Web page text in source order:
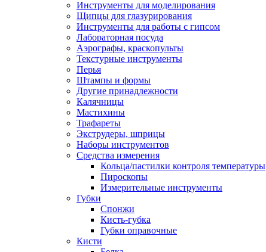
Инструменты для моделирования
Щипцы для глазурирования
Инструменты для работы с гипсом
Лабораторная посуда
Аэрографы, краскопульты
Текстурные инструменты
Перья
Штампы и формы
Другие принадлежности
Калячницы
Мастихины
Трафареты
Экструдеры, шприцы
Наборы инструментов
Средства измерения
Кольца/пастилки контроля температуры
Пироскопы
Измерительные инструменты
Губки
Спонжи
Кисть-губка
Губки оправочные
Кисти